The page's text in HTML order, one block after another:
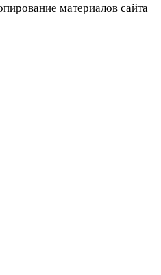
материалов сайта